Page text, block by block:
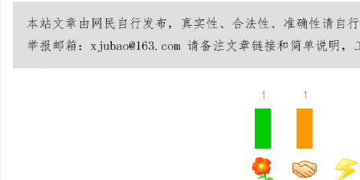
1 1
探索线上娱乐新时代：
未来发展趋势